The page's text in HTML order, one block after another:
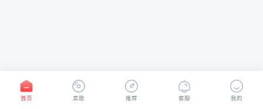
首页 卖歌 推荐 客服 我的